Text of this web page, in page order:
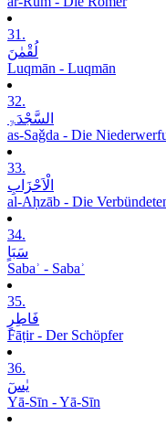
31.
لُقْمٰنَ
Luqmān - Luqmān
32.
السَّجْدَۃِ
as-Saǧda - Die
33.
الْاَحْزَابِ
al-Aḥzāb - Die
34.
سَبَاٍ
Sabaʾ - Sabaʾ
35.
فَاطِرٍ
Fāṭir - Der Schöpfer
36.
یٰسٓ
Yā-Sīn - Yā-Sīn